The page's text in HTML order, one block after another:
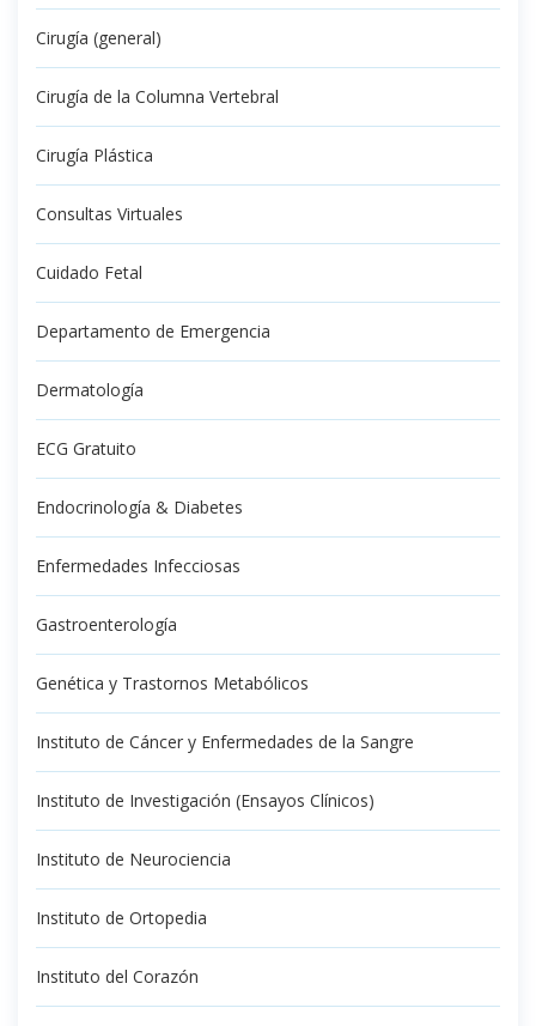
Cirugía (general)
Cirugía de la Columna Vertebral
Cirugía Plástica
Consultas Virtuales
Cuidado Fetal
Departamento de Emergencia
Dermatología
ECG Gratuito
Endocrinología & Diabetes
Enfermedades Infecciosas
Gastroenterología
Genética y Trastornos Metabólicos
Instituto de Cáncer y Enfermedades de la Sangre
Instituto de Investigación (Ensayos Clínicos)
Instituto de Neurociencia
Instituto de Ortopedia
Instituto del Corazón